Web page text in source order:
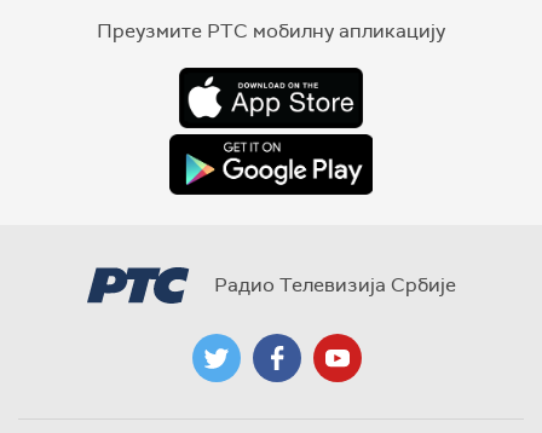
Преузмите РТС мобилну апликацију
Радио Телевизија Србије